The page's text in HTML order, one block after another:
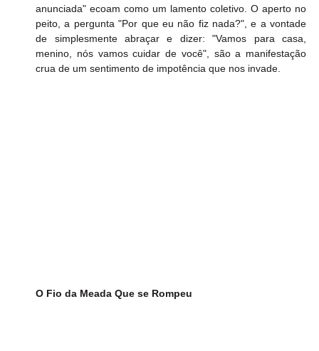
anunciada" ecoam como um lamento coletivo. O aperto no
peito, a pergunta "Por que eu não fiz nada?", e a vontade
de simplesmente abraçar e dizer: "Vamos para casa,
menino, nós vamos cuidar de você", são a manifestação
crua de um sentimento de impotência que nos invade.
O Fio da Meada Que se Rompeu